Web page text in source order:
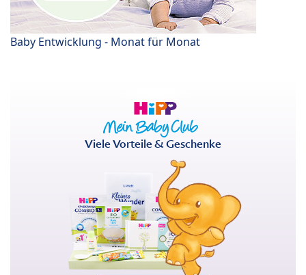
Baby Entwicklung - Monat für Monat
Viele Vorteile & Geschenke